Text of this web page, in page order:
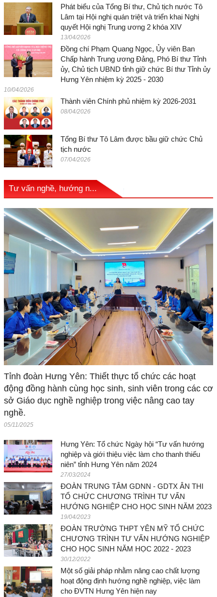
Phát biểu của Tổng Bí thư, Chủ tịch nước Tô
Lâm tại Hội nghị quán triệt và triển khai Nghị
quyết Hội nghị Trung ương 2 khóa XIV
13/04/2026
Đồng chí Phạm Quang Ngọc, Ủy viên Ban
Chấp hành Trung ương Đảng, Phó Bí thư Tỉnh
ủy, Chủ tịch UBND tỉnh giữ chức Bí thư Tỉnh ủy
Hưng Yên nhiệm kỳ 2025 - 2030
10/04/2026
Thành viên Chính phủ nhiệm kỳ 2026-2031
08/04/2026
Tổng Bí thư Tô Lâm được bầu giữ chức Chủ
tịch nước
07/04/2026
Tư vấn nghề, hướng n...
Tỉnh đoàn Hưng Yên: Thiết thực tổ chức các hoạt
động đồng hành cùng học sinh, sinh viên trong các cơ
sở Giáo dục nghề nghiệp trong việc nâng cao tay
nghề.
05/11/2025
Hưng Yên: Tổ chức Ngày hội “Tư vấn hướng
nghiệp và giới thiệu việc làm cho thanh thiếu
niên” tỉnh Hưng Yên năm 2024
27/03/2024
ĐOÀN TRUNG TÂM GDNN - GDTX ÂN THI
TỔ CHỨC CHƯƠNG TRÌNH TƯ VẤN
HƯỚNG NGHIỆP CHO HỌC SINH NĂM 2023
19/04/2023
ĐOÀN TRƯỜNG THPT YÊN MỸ TỔ CHỨC
CHƯƠNG TRÌNH TƯ VẤN HƯỚNG NGHIỆP
CHO HỌC SINH NĂM HỌC 2022 - 2023
30/12/2022
Một số giải pháp nhằm nâng cao chất lượng
hoạt động định hướng nghề nghiệp, việc làm
cho ĐVTN Hưng Yên hiện nay